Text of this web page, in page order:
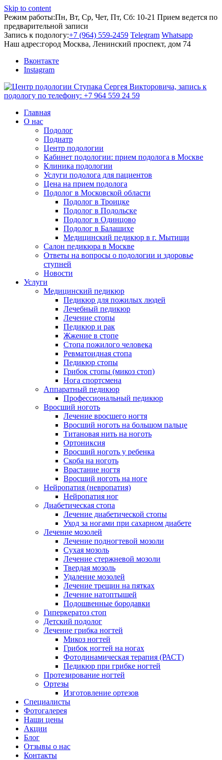
Skip to content
Режим работы:Пн, Вт, Ср, Чет, Пт, Сб: 10-21 Прием ведется по
предварительной записи
Запись к подологу:+7 (964) 559-2459 Telegram Whatsapp
Наш адрес:город Москва, Ленинский проспект, дом 74
Вконтакте
Instagram
Главная
О нас
Подолог
Подиатр
Центр подологии
Кабинет подологии: прием подолога в Москве
Клиника подологии
Услуги подолога для пациентов
Цена на прием подолога
Подолог в Московской области
Подолог в Троицке
Подолог в Подольске
Подолог в Одинцово
Подолог в Балашихе
Медицинский педикюр в г. Мытищи
Салон педикюра в Москве
Ответы на вопросы о подологии и здоровье
ступней
Новости
Услуги
Медицинский педикюр
Педикюр для пожилых людей
Лечебный педикюр
Лечение стопы
Педикюр и рак
Жжение в стопе
Стопа пожилого человека
Ревматоидная стопа
Педикюр стопы
Грибок стопы (микоз стоп)
Нога спортсмена
Аппаратный педикюр
Профессиональный педикюр
Вросший ноготь
Лечение вросшего ногтя
Вросший ноготь на большом пальце
Титановая нить на ноготь
Ортониксия
Вросший ноготь у ребенка
Скоба на ноготь
Врастание ногтя
Вросший ноготь на ноге
Нейропатия (невропатия)
Нейропатия ног
Диабетическая стопа
Лечение диабетической стопы
Уход за ногами при сахарном диабете
Лечение мозолей
Лечение подногтевой мозоли
Сухая мозоль
Лечение стержневой мозоли
Твердая мозоль
Удаление мозолей
Лечение трещин на пятках
Лечение натоптышей
Подошвенные бородавки
Гиперкератоз стоп
Детский подолог
Лечение грибка ногтей
Микоз ногтей
Грибок ногтей на ногах
Фотодинамическая терапия (РАСТ)
Педикюр при грибке ногтей
Протезирование ногтей
Ортезы
Изготовление ортезов
Специалисты
Фотогалерея
Наши цены
Акции
Блог
Отзывы о нас
Контакты